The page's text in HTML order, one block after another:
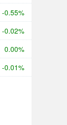
-0.55%
-0.02%
0.00%
-0.01%